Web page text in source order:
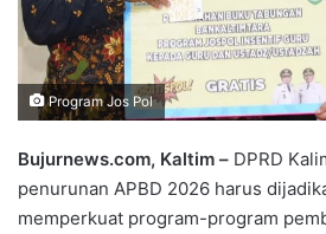
Program Jos Pol
Bujurnews.com, Kaltim – DPRD
penurunan APBD 2026 harus
memperkuat program-program